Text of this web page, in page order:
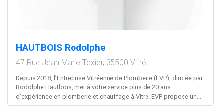
HAUTBOIS Rodolphe
47 Rue Jean Marie Texier, 35500 Vitré
Depuis 2018, l’Entreprise Vitréenne de Plomberie (EVP), dirigée par
Rodolphe Hautbois, met à votre service plus de 20 ans
d’expérience en plomberie et chauffage à Vitré. EVP propose un...